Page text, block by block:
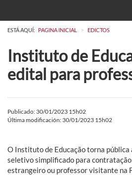
ESTÁ AQUÍ: PAGINA INICIAL > EDICTOS
Instituto de
edital para
Publicado: 30/01/2023 15h02
Última modificación: 30/01/2023 15h02
O Instituto de Educação torna pública
seletivo simplificado para
estrangeiro ou professor visitante na